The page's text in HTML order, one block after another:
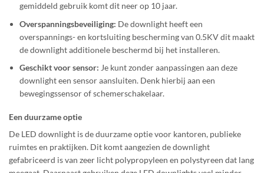
gemiddeld gebruik komt dit neer op 10 jaar.
Overspanningsbeveiliging: De downlight heeft een
overspannings- en kortsluiting bescherming van 0.5KV dit maakt
de downlight additionele beschermd bij het installeren.
Geschikt voor sensor: Je kunt zonder aanpassingen aan deze
downlight een sensor aansluiten. Denk hierbij aan een
bewegingssensor of schemerschakelaar.
Een duurzame optie
De LED downlight is de duurzame optie voor kantoren, publieke
ruimtes en praktijken. Dit komt aangezien de downlight
gefabriceerd is van zeer licht polypropyleen en polystyreen dat lang